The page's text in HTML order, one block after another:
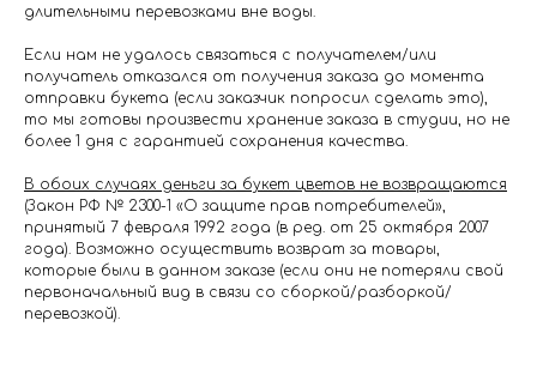
длительными перевозками вне воды.
Если нам не удалось связаться с получателем/или
получатель отказался от получения заказа до момента
отправки букета (если заказчик попросил сделать это),
то мы готовы произвести хранение заказа в студии, но не
более 1 дня с гарантией сохранения качества.
В обоих случаях деньги за букет цветов не возвращаются
(Закон РФ № 2300-1 «О защите прав потребителей»,
принятый 7 февраля 1992 года (в ред. от 25 октября 2007
года). Возможно осуществить возврат за товары,
которые были в данном заказе (если они не потеряли свой
первоначальный вид в связи со сборкой/разборкой/
перевозкой).